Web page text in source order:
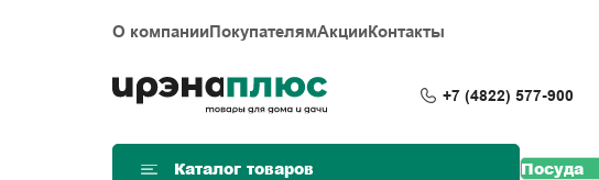
О компанииПокупателямАкцииКонтакты
+7 (4822) 577-900
Каталог товаров Посуда